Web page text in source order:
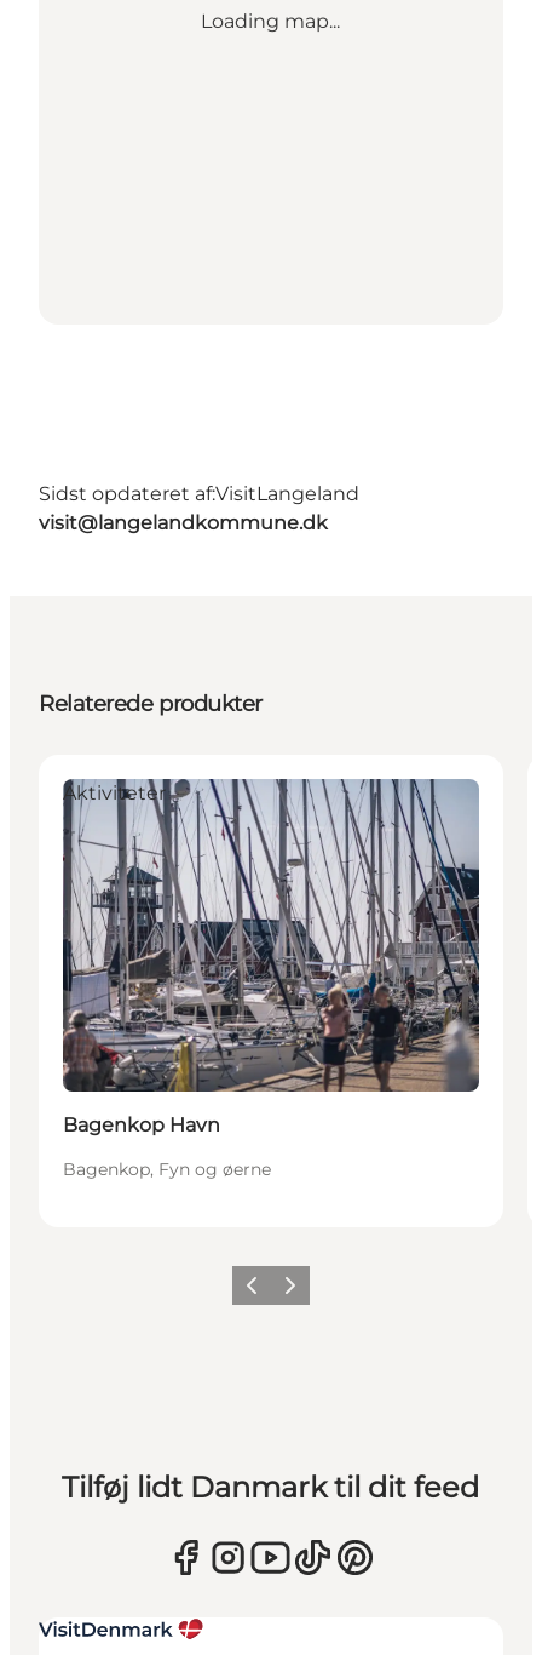
Loading map...
Sidst opdateret af:VisitLangeland
visit@langelandkommune.dk
Relaterede produkter
Aktiviteter
Bagenkop Havn
Bagenkop, Fyn og øerne
ForrigeNæste
Tilføj lidt Danmark til dit feed